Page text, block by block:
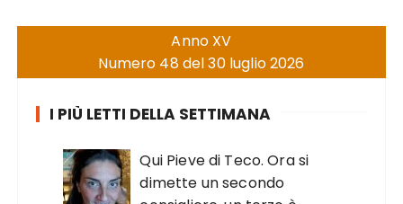
Anno XV
Numero 48 del 30 luglio 2026
I PIÙ LETTI DELLA SETTIMANA
Qui Pieve di Teco. Ora si
dimette un secondo